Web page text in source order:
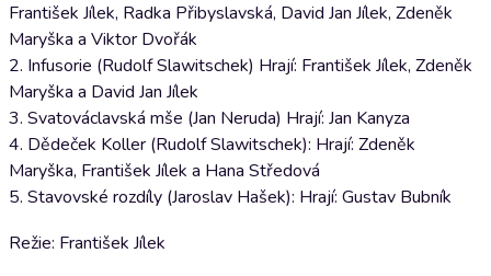
František Jílek, Radka Přibyslavská, David Jan Jílek, Zdeněk
Maryška a Viktor Dvořák
2. Infusorie (Rudolf Slawitschek) Hrají: František Jílek, Zdeněk
Maryška a David Jan Jílek
3. Svatováclavská mše (Jan Neruda) Hrají: Jan Kanyza
4. Dědeček Koller (Rudolf Slawitschek): Hrají: Zdeněk
Maryška, František Jílek a Hana Středová
5. Stavovské rozdíly (Jaroslav Hašek): Hrají: Gustav Bubník
Režie: František Jílek